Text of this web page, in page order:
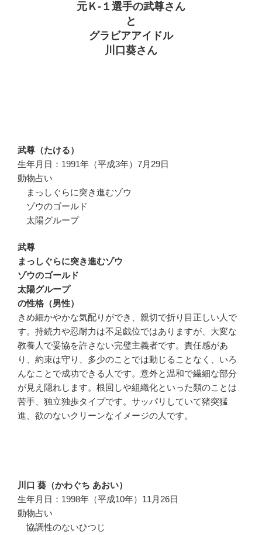
元Ｋ-１選手の武尊さん
と
グラビアアイドル
川口葵さん
武尊（たける）
生年月日：1991年（平成3年）7月29日
動物占い
まっしぐらに突き進むゾウ
ゾウのゴールド
太陽グループ
武尊
まっしぐらに突き進むゾウ
ゾウのゴールド
太陽グループ
の性格（男性）
きめ細かやかな気配りができ、親切で折り目正しい人で
す。持続力や忍耐力は不足戯位ではありますが、大変な
教養人で妥協を許さない完璧主義者です。責任感があ
り、約束は守り、多少のことでは動じることなく、いろ
んなことで成功できる人です。意外と温和で繊細な部分
が見え隠れします。根回しや組織化といった類のことは
苦手、独立独歩タイプです。サッパリしていて猪突猛
進、欲のないクリーンなイメージの人です。
川口 葵（かわぐち あおい）
生年月日：1998年（平成10年）11月26日
動物占い
協調性のないひつじ